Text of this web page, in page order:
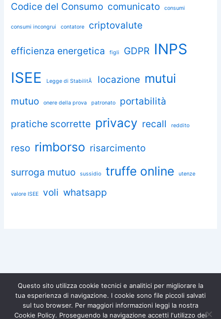
Codice del Consumo comunicato consumi
consumi incongrui contatore criptovalute
efficienza energetica figli GDPR INPS
ISEE
Legge di StabilitÃ locazione mutui
mutuo onere della prova patronato
portabilità
pratiche scorrette privacy recall reddito
reso rimborso risarcimento
surroga mutuo sussidio truffe online utenze
valore ISEE voli whatsapp
Diventa socio di
Iscriviti gratuitamente e difendi i
Chiedi aiuto a Omnia
Questo sito utilizza cookie tecnici e analitici per migliorare la
tua esperienza di navigazione. I cookie sono file piccoli salvati
sul tuo browser. Per maggiori informazioni leggi la nostra
Cookie Policy. Proseguendo la navigazione accetti l'utilizzo dei